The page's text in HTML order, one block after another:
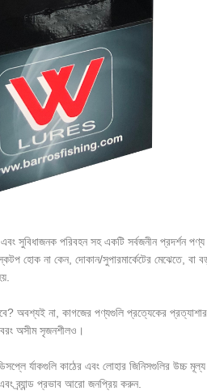
সুবিধাজনক পরিবহন সহ একটি সর্বজনীন প্রদর্শন
হোক না কেন, দোকান/সুপারমার্কেটের মেঝেতে,
অবশ্যই না, কাগজের পণ্যগুলি প্রত্যেকের
অসীম সৃজনশীলও।
র্যাকগুলি কাঠের এবং লোহার জিনিসগুলির উচ্চ
ব্র্যান্ড প্রভাব আরো জনপ্রিয় করুন.